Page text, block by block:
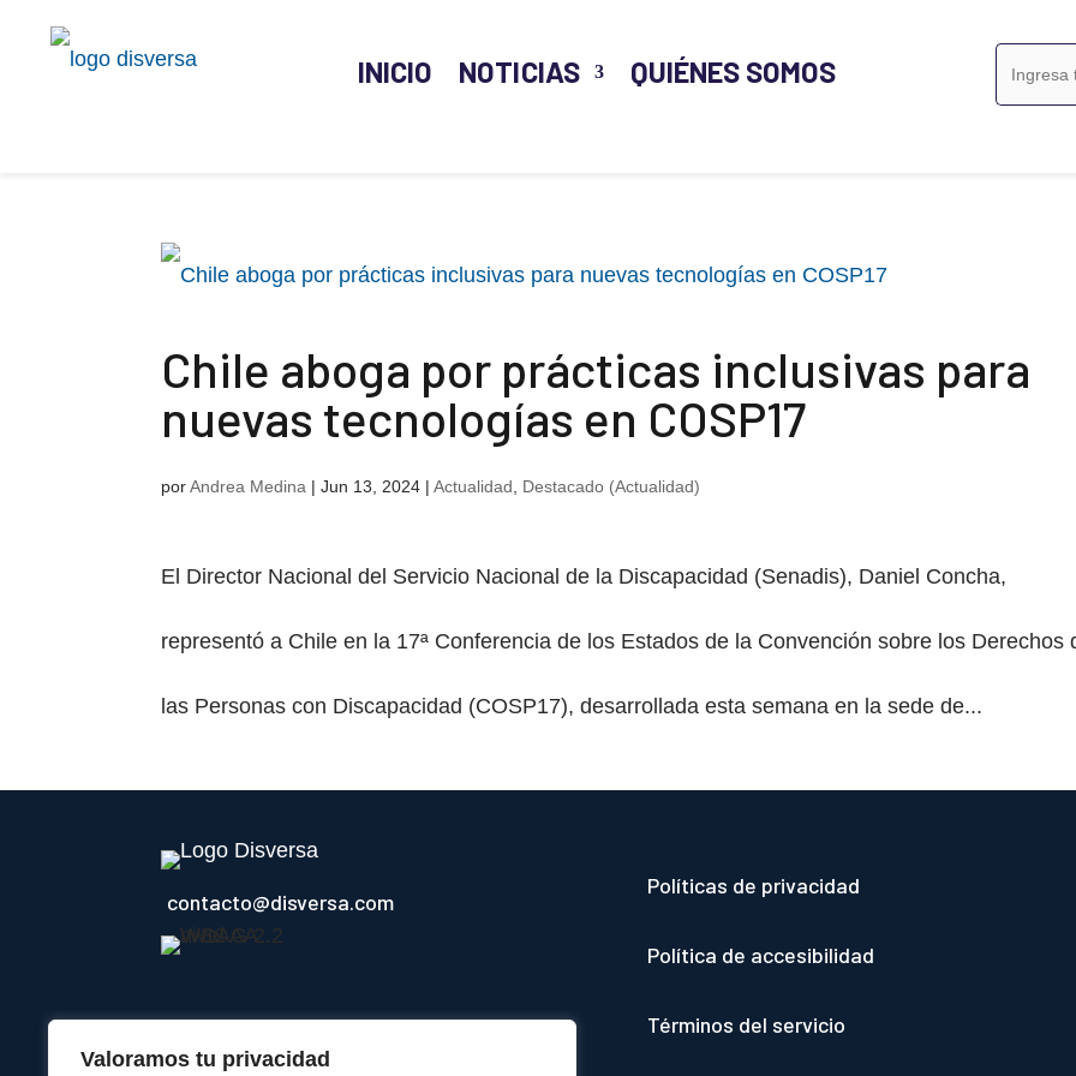
Valoramos tu privacidad
INICIO NOTICIAS QUIÉNES SOMOS
Buscar:
Chile aboga por prácticas inclusivas para
nuevas tecnologías en COSP17
porAndrea Medina |Jun 13, 2024 |Actualidad Destacado (Actualidad)
El Director Nacional del Servicio Nacional de la Discapacidad (Senadis), Daniel Concha,
representó a Chile en la 17ª Conferencia de los Estados de la Convención sobre los Derechos
las Personas con Discapacidad (COSP17), desarrollada esta semana en la sede de...
contacto@disversa.com
Políticas de privacidad
Política de accesibilidad
Términos del servicio